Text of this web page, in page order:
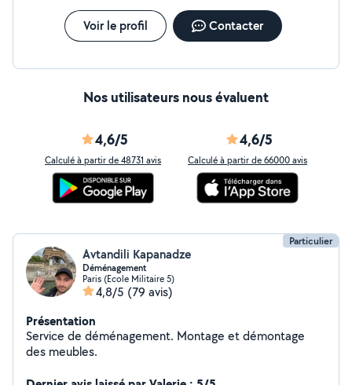
Voir le profil Contacter
Nos utilisateurs nous évaluent
4,6/5
Calculé à partir de 48731 avis
4,6/5
Calculé à partir de 66000 avis
Particulier
Avtandili Kapanadze
Déménagement
Paris (Ecole Militaire 5)
4,8/5 (79 avis)
Présentation
Service de déménagement. Montage et démontage
des meubles.